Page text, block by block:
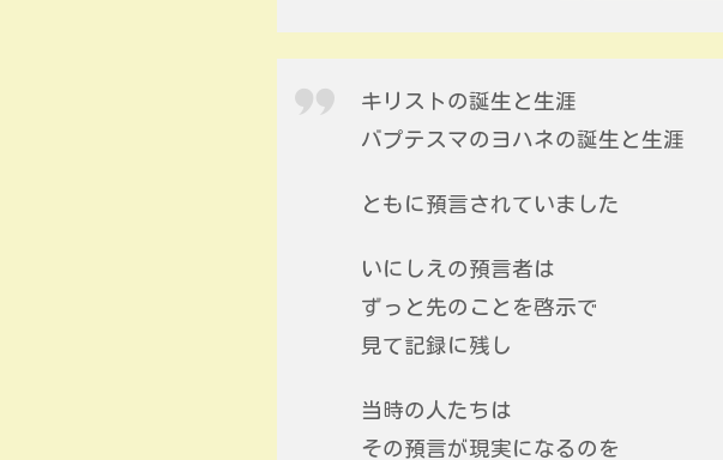
キリストの誕生と生涯
バプテスマのヨハネの誕生と生涯
ともに預言されていました
いにしえの預言者は
ずっと先のことを啓示で
見て記録に残し
当時の人たちは
その預言が現実になるのを